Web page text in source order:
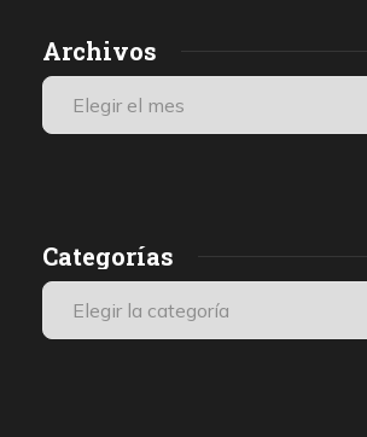
Archivos
Categorías